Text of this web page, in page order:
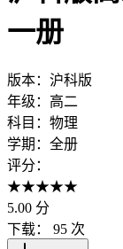
一册
版本： 沪科版
年级： 高二
科目： 物理
学期： 全册
评分：
★★★★★
5.00 分
下载：
95 次